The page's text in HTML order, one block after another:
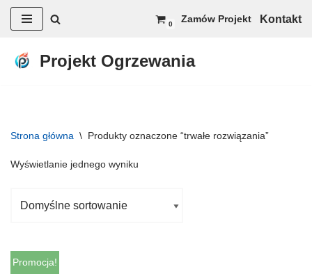
do
0 Zamów Projekt Kontakt
Projekt Ogrzewania
Strona główna \ Produkty oznaczone “trwałe rozwiązania”
Wyświetlanie jednego wyniku
Promocja!